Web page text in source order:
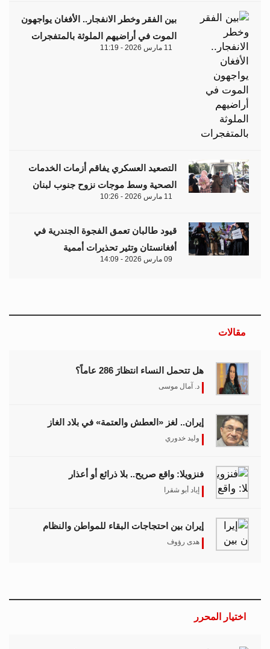
بين الفقر وخطر الانفجار.. الأفغان يواجهون
الموت في أراضيهم الملوثة بالمتفجرات
11 مارس 2026 - 11:19
التصعيد العسكري يفاقم أزمات الخدمات
الصحية وسط موجات نزوح جنوب لبنان
11 مارس 2026 - 10:26
قيود طالبان تعمق الفجوة الجندرية في
أفغانستان وتثير تحذيرات أممية
09 مارس 2026 - 14:09
مقالات
هل تتحمل النساء انتظارَ 286 عاماً؟
د. آمال موسى
إيران.. لغز «العطش والعتمة» في بلاد الغاز
وليد خدوري
فنزويلا: واقع صريح.. بلا ذرائع أو أعذار
إياد أبو شقرا
إيران بين احتجاجات البقاء للمواطن والنظام
هدى رؤوف
اختيار المحرر